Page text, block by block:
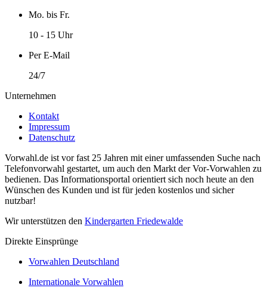
Mo. bis Fr.
10 - 15 Uhr
Per E-Mail
24/7
Unternehmen
Kontakt
Impressum
Datenschutz
Vorwahl.de ist vor fast 25 Jahren mit einer umfassenden Suche nach
Telefonvorwahl gestartet, um auch den Markt der Vor-Vorwahlen zu
bedienen. Das Informationsportal orientiert sich noch heute an den
Wünschen des Kunden und ist für jeden kostenlos und sicher
nutzbar!
Wir unterstützen den Kindergarten Friedewalde
Direkte Einsprünge
Vorwahlen Deutschland
Internationale Vorwahlen